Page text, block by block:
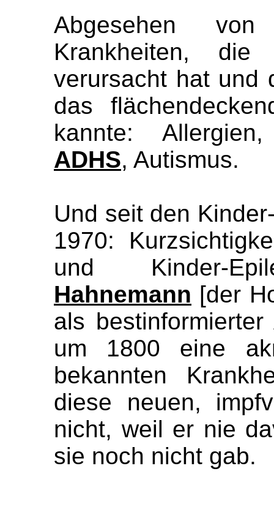
Abgesehen
Krankheiten,
verursacht hat und
das
kannte:
ADHS, Autismus.
Und seit den
1970:
und Kinder-
Hahnemann [der
als
um 1800 eine
bekannten
diese neuen,
nicht, weil er nie
sie noch nicht gab.